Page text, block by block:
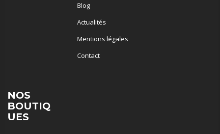
Blog
Actualités
Mentions légales
Contact
NOS
BOUTIQ
UES